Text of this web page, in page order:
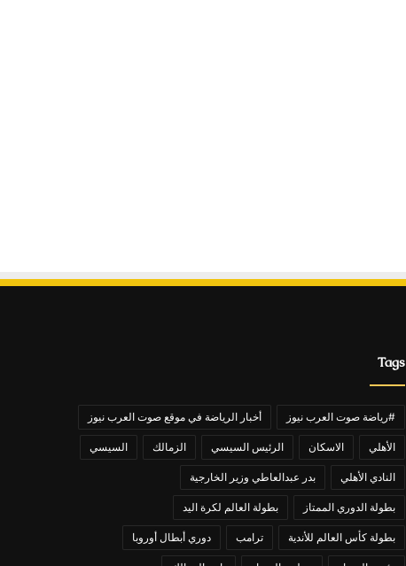
Tags
#رياضة صوت العرب نيوز أخبار الرياضة في موقع صوت العرب نيوز
الأهلي الاسكان الرئيس السيسي الزمالك السيسي
النادي الأهلي بدر عبدالعاطي وزير الخارجية
بطولة الدوري الممتاز بطولة العالم لكرة اليد
بطولة كأس العالم للأندية ترامب دوري أبطال أوروبا